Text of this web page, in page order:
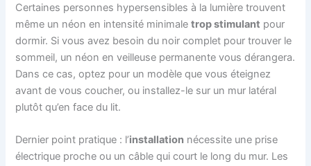
Certaines personnes hypersensibles à la lumière trouvent
même un néon en intensité minimaletrop stimulant pour
dormir. Si vous avez besoin du noir complet pour trouver le
sommeil, un néon en veilleuse permanente vous dérangera.
Dans ce cas, optez pour un modèle que vous éteignez
avant de vous coucher, ou installez-le sur un mur latéral
plutôt qu’en face du lit.
Dernier point pratique : l’installation nécessite une prise
électrique proche ou un câble qui court le long du mur. Les